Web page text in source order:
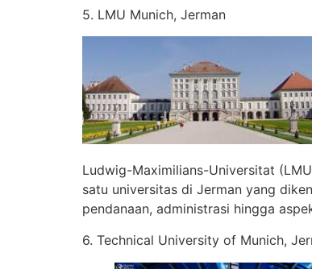
5. LMU Munich, Jerman
Ludwig-Maximilians-Universitat
satu universitas di Jerman yang
pendanaan, administrasi hingga
6. Technical University of Munich,